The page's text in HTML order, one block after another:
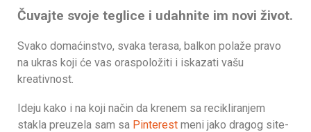
Čuvajte svoje teglice i udahnite im novi život.
Svako domaćinstvo, svaka terasa, balkon polaže pravo
na ukras koji će vas oraspoložiti i iskazati vašu
kreativnost.
Ideju kako i na koji način da krenem sa recikliranjem
stakla preuzela sam sa Pinterest meni jako dragog site-